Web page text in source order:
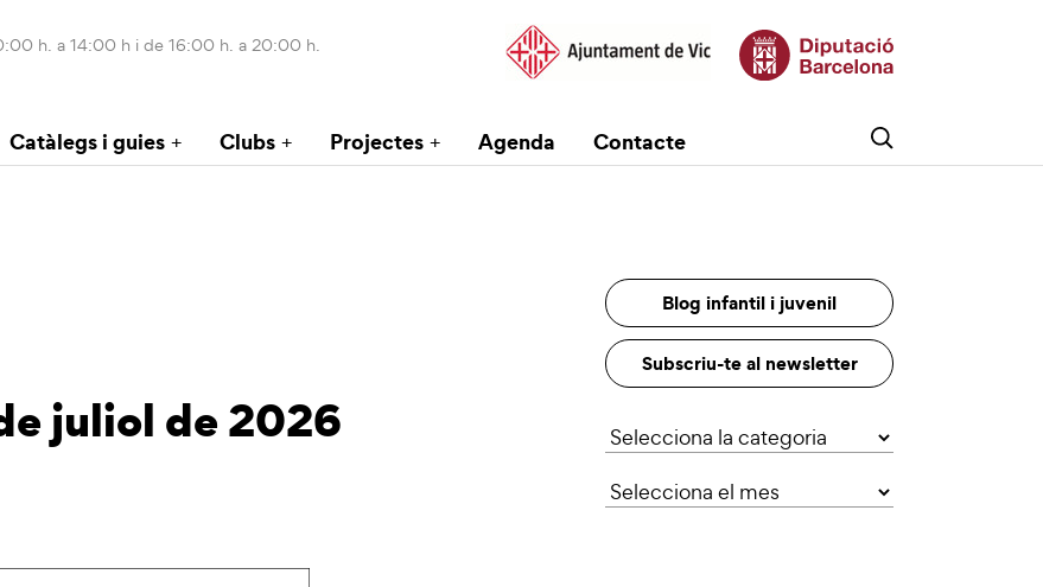
h. a 14:00 h i de 16:00 h. a 20:00 h.
Catàlegs i guies Clubs Projectes Agenda Contacte
Blog infantil i juvenil
Subscriu-te al newsletter
juliol de 2026 Categories